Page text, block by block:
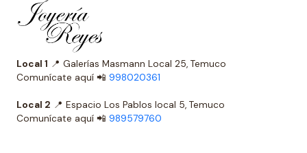
Local 1 📍 Galerías Masmann Local 25, Temuco
Comunícate aquí 📲 998020361
Local 2 📍 Espacio Los Pablos local 5, Temuco
Comunícate aquí 📲 989579760